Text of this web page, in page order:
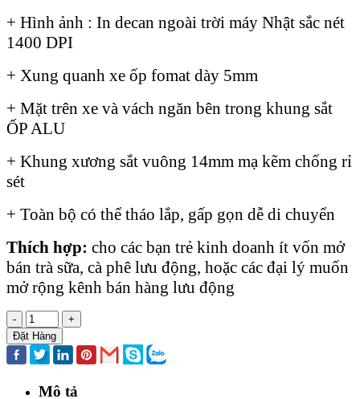
+ Hình ảnh : In decan ngoài trời máy Nhật sắc nét
1400 DPI
+ Xung quanh xe ốp fomat dày 5mm
+ Mặt trên xe và vách ngăn bên trong khung sắt
ỐP ALU
+ Khung xương sắt vuông 14mm mạ kẽm chống rỉ
sét
+ Toàn bộ có thể tháo lắp, gấp gọn dễ di chuyển
Thích hợp: cho các bạn trẻ kinh doanh ít vốn mở
bán trà sữa, cà phê lưu động, hoặc các đại lý muốn
mở rộng kênh bán hàng lưu động
-
+
Đặt Hàng
Mô tả